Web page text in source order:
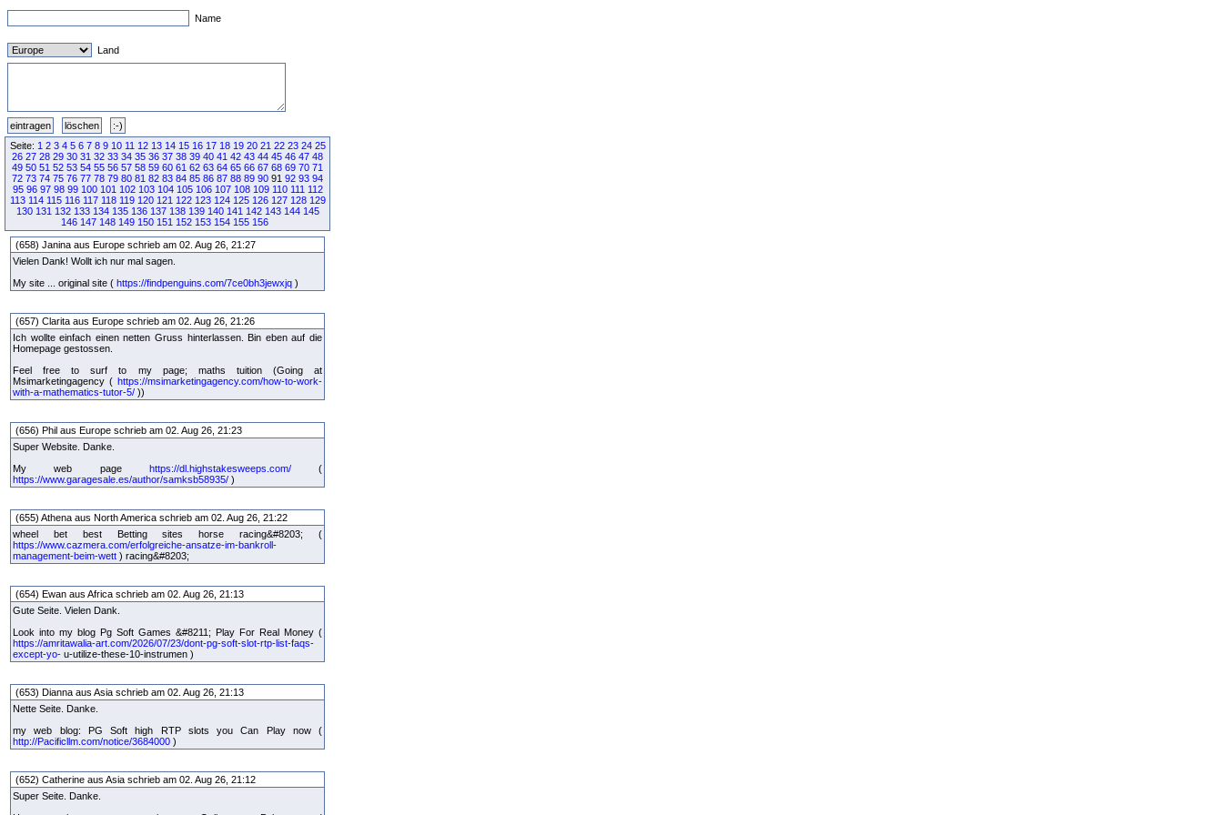
Name
Land
Seite: 1 2 3 4 5 6 7 8 9 10 11 12 13 14 15 16 17 18 19 20 21 22 23 24 25
26 27 28 29 30 31 32 33 34 35 36 37 38 39 40 41 42 43 44 45 46 47 48
49 50 51 52 53 54 55 56 57 58 59 60 61 62 63 64 65 66 67 68 69 70 71
72 73 74 75 76 77 78 79 80 81 82 83 84 85 86 87 88 89 90 91 92 93 94
95 96 97 98 99 100 101 102 103 104 105 106 107 108 109 110 111 112
113 114 115 116 117 118 119 120 121 122 123 124 125 126 127 128 129
130 131 132 133 134 135 136 137 138 139 140 141 142 143 144 145
146 147 148 149 150 151 152 153 154 155 156
(658) Janina aus Europe schrieb am 02. Aug 26, 21:27
Vielen Dank! Wollt ich nur mal sagen.
My site ... original site ( https://findpenguins.com/7ce0bh3jewxjq )
(657) Clarita aus Europe schrieb am 02. Aug 26, 21:26
Ich wollte einfach einen netten Gruss hinterlassen. Bin eben auf die
Homepage gestossen.
Feel free to surf to my page; maths tuition (Going at
Msimarketingagency ( https://msimarketingagency.com/how-to-work-
with-a-mathematics-tutor-5/ ))
(656) Phil aus Europe schrieb am 02. Aug 26, 21:23
Super Website. Danke.
My web page https://dl.highstakesweeps.com/(
https://www.garagesale.es/author/samksb58935/ )
(655) Athena aus North America schrieb am 02. Aug 26, 21:22
wheel bet best Betting sites horse racing&#8203; (
https://www.cazmera.com/erfolgreiche-ansatze-im-bankroll-
management-beim-wett ) racing&#8203;
(654) Ewan aus Africa schrieb am 02. Aug 26, 21:13
Gute Seite. Vielen Dank.
Look into my blog Pg Soft Games &#8211; Play For Real Money (
https://amritawalia-art.com/2026/07/23/dont-pg-soft-slot-rtp-list-faqs-
except-yo- u-utilize-these-10-instrumen )
(653) Dianna aus Asia schrieb am 02. Aug 26, 21:13
Nette Seite. Danke.
my web blog: PG Soft high RTP slots you Can Play now (
http://Pacificllm.com/notice/3684000 )
(652) Catherine aus Asia schrieb am 02. Aug 26, 21:12
Super Seite. Danke.